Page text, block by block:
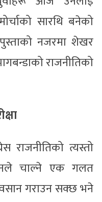
सारथि बनेको
नजरमा शेखर
राजनीतिको
राजनीतिको त्यस्तो
चाल्ने एक गलत
गराउन सक्छ भने